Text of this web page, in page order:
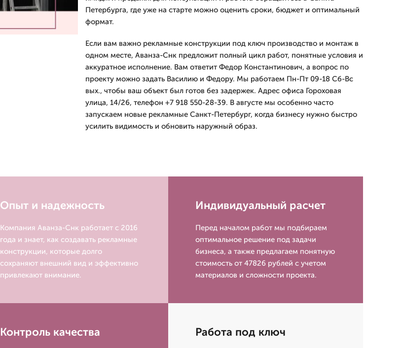
Петербурга, где уже на старте можно оценить сроки, бюджет и оптимальный
формат.
Если вам важно рекламные конструкции под ключ производство и монтаж в
одном месте, Аванза-Снк предложит полный цикл работ, понятные условия и
аккуратное исполнение. Вам ответит Федор Константинович, а вопрос по
проекту можно задать Василию и Федору. Мы работаем Пн-Пт 09-18 Сб-Вс
вых., чтобы ваш объект был готов без задержек. Адрес офиса Гороховая
улица, 14/26, телефон +7 918 550-28-39. В августе мы особенно часто
запускаем новые рекламные Санкт-Петербург, когда бизнесу нужно быстро
усилить видимость и обновить наружный образ.
Опыт и надежность
Компания Аванза-Снк работает с 2016
года и знает, как создавать рекламные
конструкции, которые долго
сохраняют внешний вид и эффективно
привлекают внимание.
Индивидуальный расчет
Перед началом работ мы подбираем
оптимальное решение под задачи
бизнеса, а также предлагаем понятную
стоимость от 47826 рублей с учетом
материалов и сложности проекта.
Контроль качества Работа под ключ